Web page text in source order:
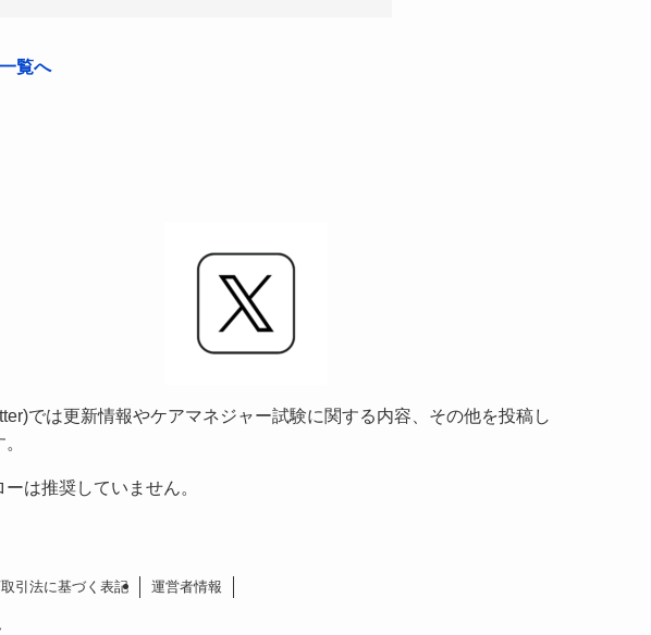
覧へ
では更新情報やケアマネジャー試験に関する内容、その他を投稿し
は推奨していません。
引法に基づく表記 運営者情報